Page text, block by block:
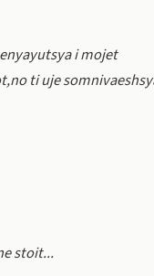
i mojet
ti uje
stoit...